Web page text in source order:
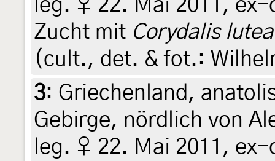
leg. ♀ 22. Mai 2011,
Zucht mit Corydalis lutea
(cult., det. & fot.:
3: Griechenland,
Gebirge, nördlich von
leg. ♀ 22. Mai 2011,